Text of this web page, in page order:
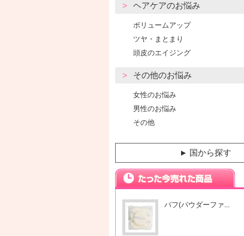
ヘアケアのお悩み
ボリュームアップ
ツヤ・まとまり
頭皮のエイジング
その他のお悩み
女性のお悩み
男性のお悩み
その他
▼ 国から探す
パフ(パウダーファ...